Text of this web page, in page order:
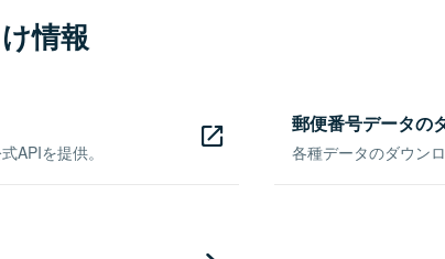
情報
APIを提供。
郵便番号データの
各種データのダウン